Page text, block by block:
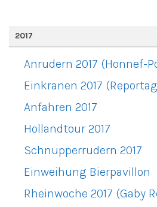
2017
Anrudern 2017 (Honnef-
Einkranen 2017
Anfahren 2017
Hollandtour 2017
Schnupperrudern 2017
Einweihung Bierpavillon
Rheinwoche 2017 (Gaby